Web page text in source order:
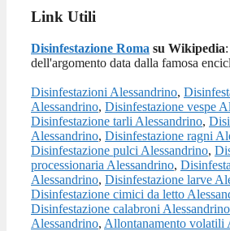
Link Utili
Disinfestazione Roma su Wikipedia
dell'argomento data dalla famosa
Disinfestazioni Alessandrino,
Alessandrino, Disinfestazione vespe
Disinfestazione tarli Alessandrino,
Alessandrino, Disinfestazione ragni
Disinfestazione pulci Alessandrino,
processionaria Alessandrino,
Alessandrino, Disinfestazione larve
Disinfestazione cimici da letto
Disinfestazione calabroni Alessandrino
Alessandrino, Allontanamento volatili